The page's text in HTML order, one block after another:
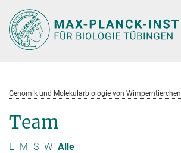
Hauptinhalt
Genomik und Molekularbiologie von Wimperntierchen
Team
E M S W Alle